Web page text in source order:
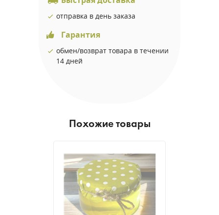
отправка в день заказа
Гарантия
обмен/возврат товара в течении
14 дней
Похожие товары